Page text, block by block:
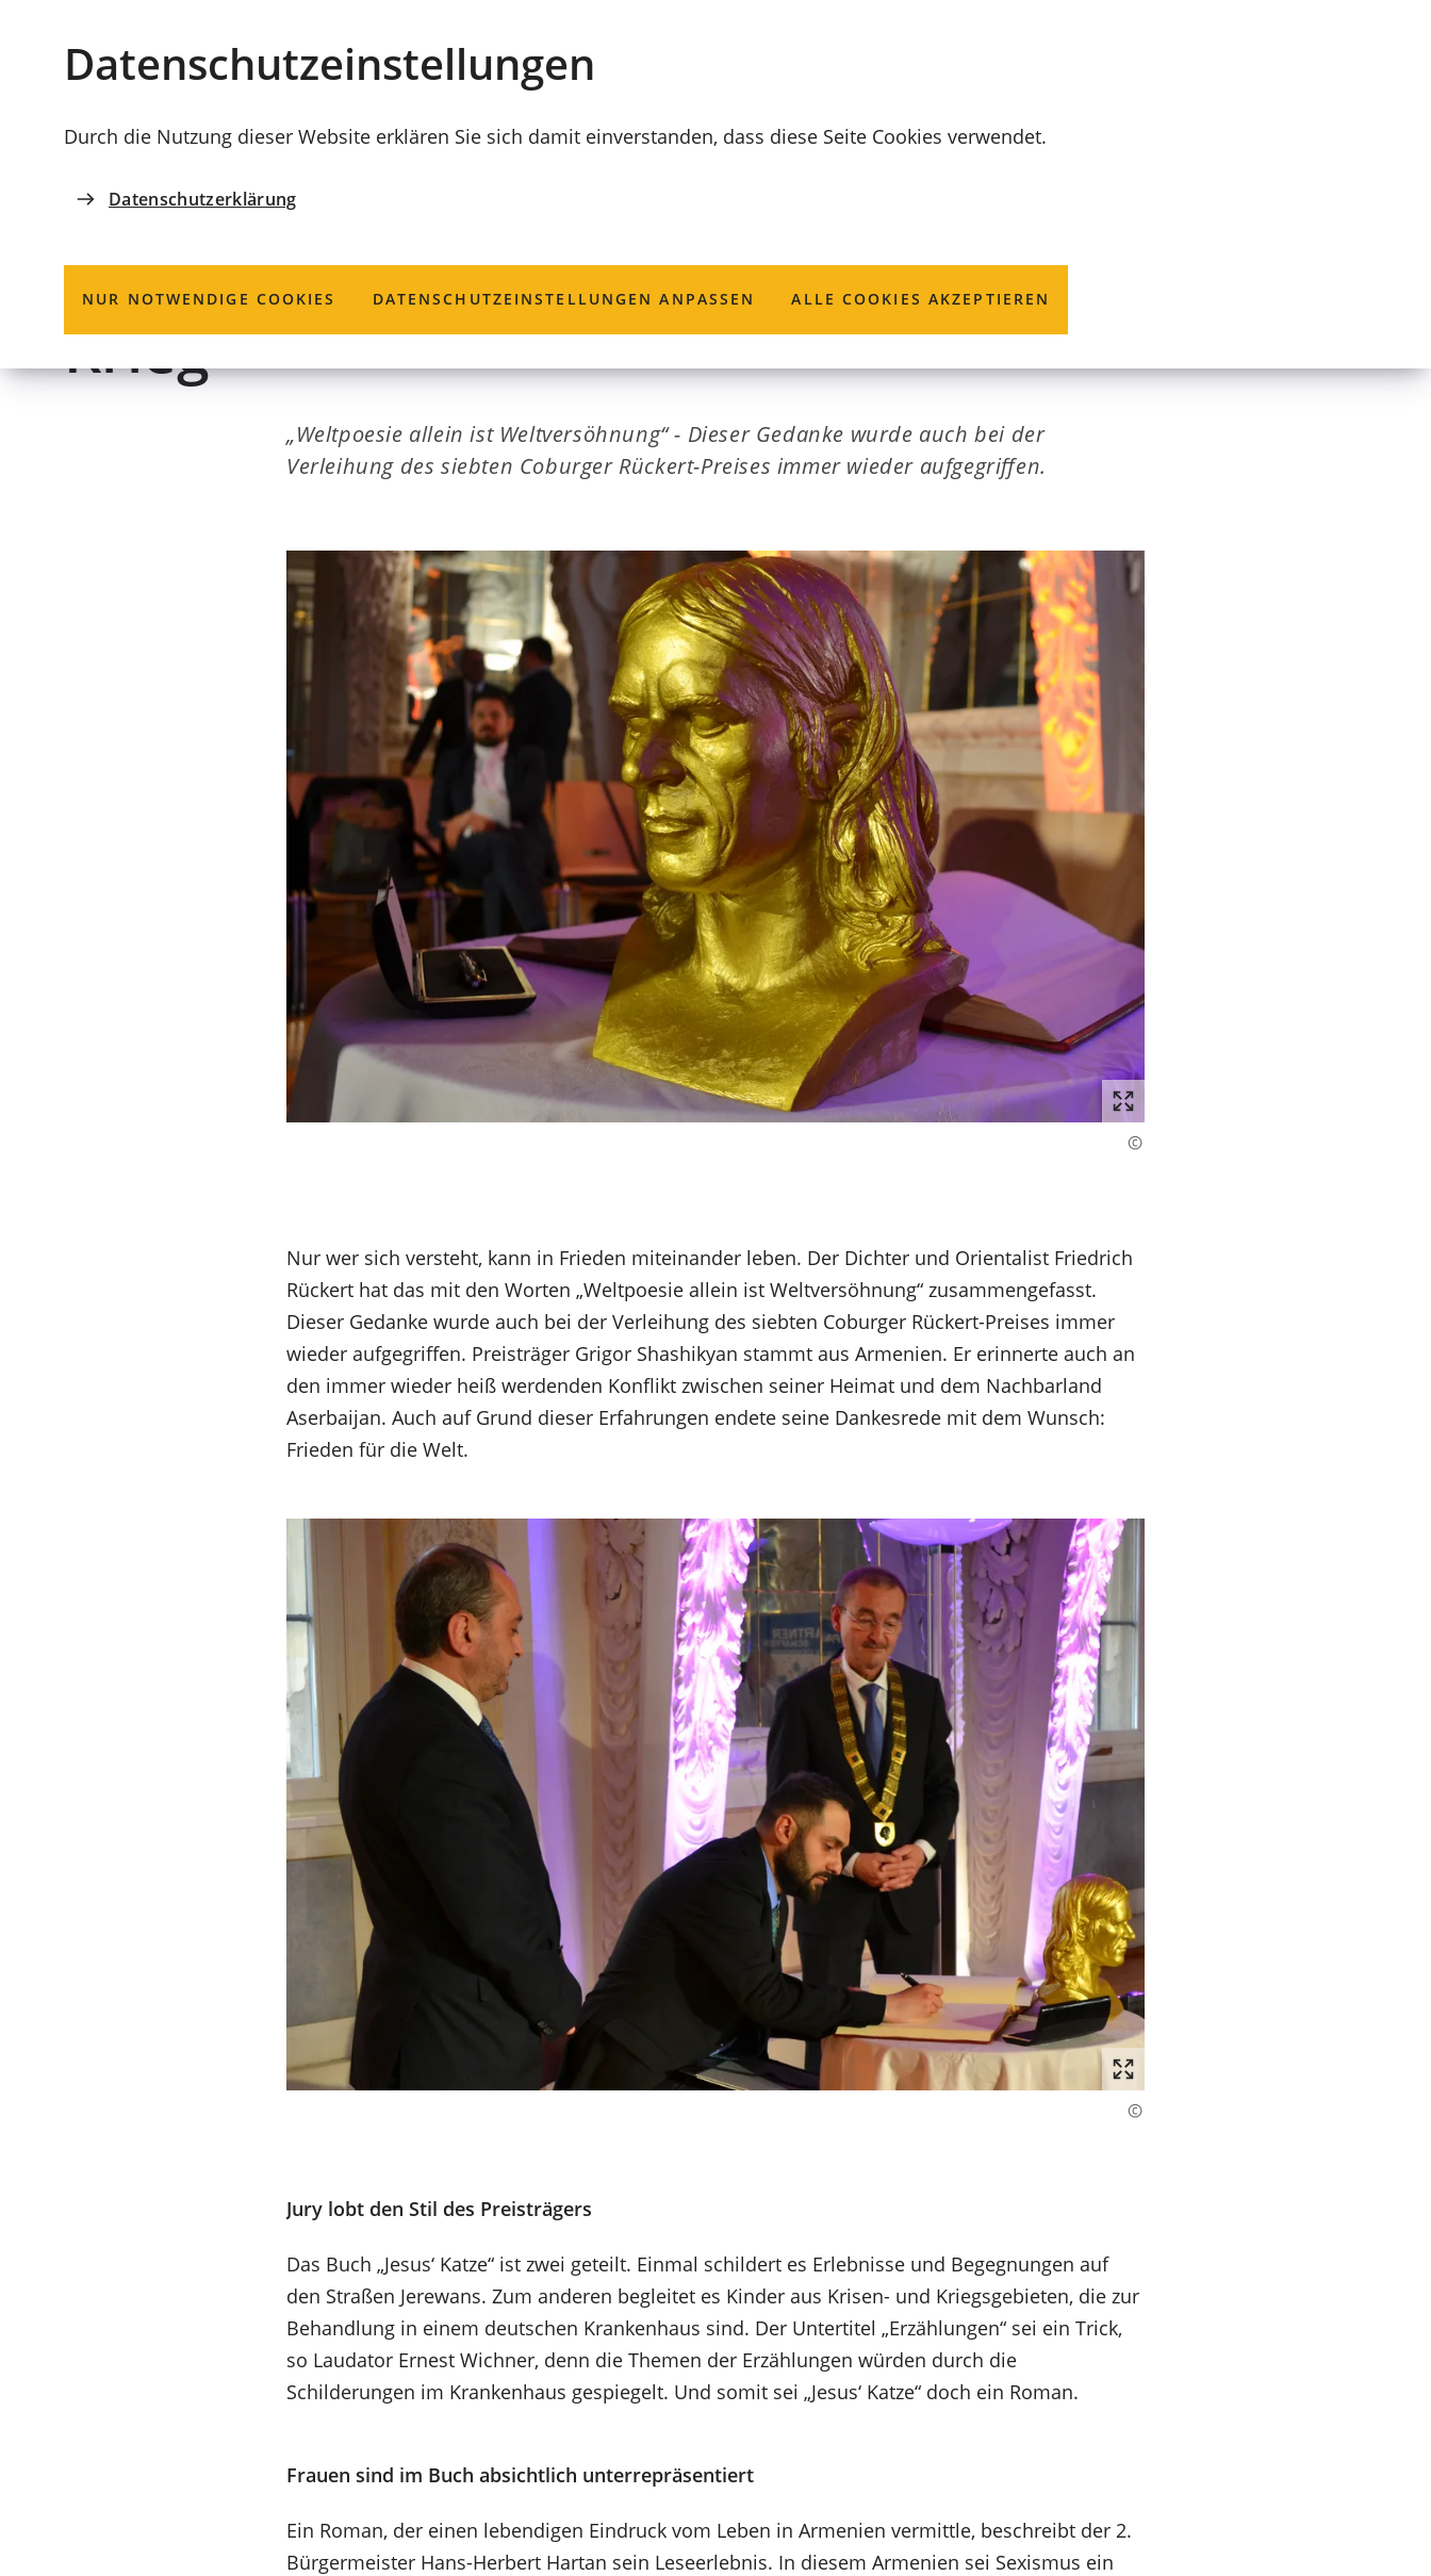
Datenschutz­einstellungen
Durch die Nutzung dieser Website erklären Sie sich damit einverstanden, dass diese Seite Cookies verwendet.
Datenschutzerklärung
NUR NOTWENDIGE COOKIES DATENSCHUTZ­EINSTELLUNGEN ANPASSEN ALLE COOKIES AKZEPTIEREN
Coburg
17.05.2022 COBURGER RÜCKERT-PREIS
Preisträger mit deutlichen Worten gegen
Krieg
„Weltpoesie allein ist Weltversöhnung“ - Dieser Gedanke wurde auch bei der
Verleihung des siebten Coburger Rückert-Preises immer wieder aufgegriffen.
Nur wer sich versteht, kann in Frieden miteinander leben. Der Dichter und Orientalist Friedrich
Rückert hat das mit den Worten „Weltpoesie allein ist Weltversöhnung“ zusammengefasst.
Dieser Gedanke wurde auch bei der Verleihung des siebten Coburger Rückert-Preises immer
wieder aufgegriffen. Preisträger Grigor Shashikyan stammt aus Armenien. Er erinnerte auch an
den immer wieder heiß werdenden Konflikt zwischen seiner Heimat und dem Nachbarland
Aserbaijan. Auch auf Grund dieser Erfahrungen endete seine Dankesrede mit dem Wunsch:
Frieden für die Welt.
Jury lobt den Stil des Preisträgers
Das Buch „Jesus‘ Katze“ ist zwei geteilt. Einmal schildert es Erlebnisse und Begegnungen auf
den Straßen Jerewans. Zum anderen begleitet es Kinder aus Krisen- und Kriegsgebieten, die zur
Behandlung in einem deutschen Krankenhaus sind. Der Untertitel „Erzählungen“ sei ein Trick,
so Laudator Ernest Wichner, denn die Themen der Erzählungen würden durch die
Schilderungen im Krankenhaus gespiegelt. Und somit sei „Jesus‘ Katze“ doch ein Roman.
Frauen sind im Buch absichtlich unterrepräsentiert
Ein Roman, der einen lebendigen Eindruck vom Leben in Armenien vermittle, beschreibt der 2.
Bürgermeister Hans-Herbert Hartan sein Leseerlebnis. In diesem Armenien sei Sexismus ein